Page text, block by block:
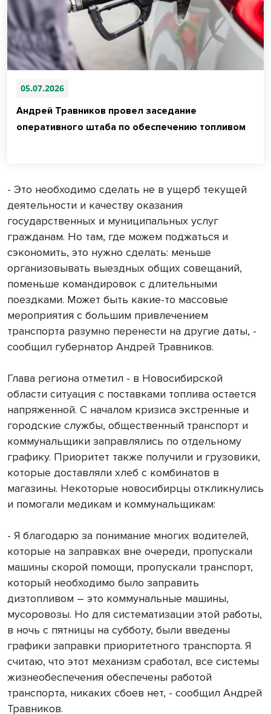
05.07.2026
Андрей Травников провел заседание
оперативного штаба по обеспечению топливом
- Это необходимо сделать не в ущерб текущей
деятельности и качеству оказания
государственных и муниципальных услуг
гражданам. Но там, где можем поджаться и
сэкономить, это нужно сделать: меньше
организовывать выездных общих совещаний,
поменьше командировок с длительными
поездками. Может быть какие-то массовые
мероприятия с большим привлечением
транспорта разумно перенести на другие даты, -
сообщил губернатор Андрей Травников.
Глава региона отметил - в Новосибирской
области ситуация с поставками топлива остается
напряженной. С началом кризиса экстренные и
городские службы, общественный транспорт и
коммунальщики заправлялись по отдельному
графику. Приоритет также получили и грузовики,
которые доставляли хлеб с комбинатов в
магазины. Некоторые новосибирцы откликнулись
и помогали медикам и коммунальщикам:
- Я благодарю за понимание многих водителей,
которые на заправках вне очереди, пропускали
машины скорой помощи, пропускали транспорт,
который необходимо было заправить
дизтопливом – это коммунальные машины,
мусоровозы. Но для систематизации этой работы,
в ночь с пятницы на субботу, были введены
графики заправки приоритетного транспорта. Я
считаю, что этот механизм сработал, все системы
жизнеобеспечения обеспечены работой
транспорта, никаких сбоев нет, - сообщил Андрей
Травников.